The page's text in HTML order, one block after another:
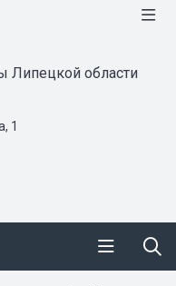
Липецкой области
1